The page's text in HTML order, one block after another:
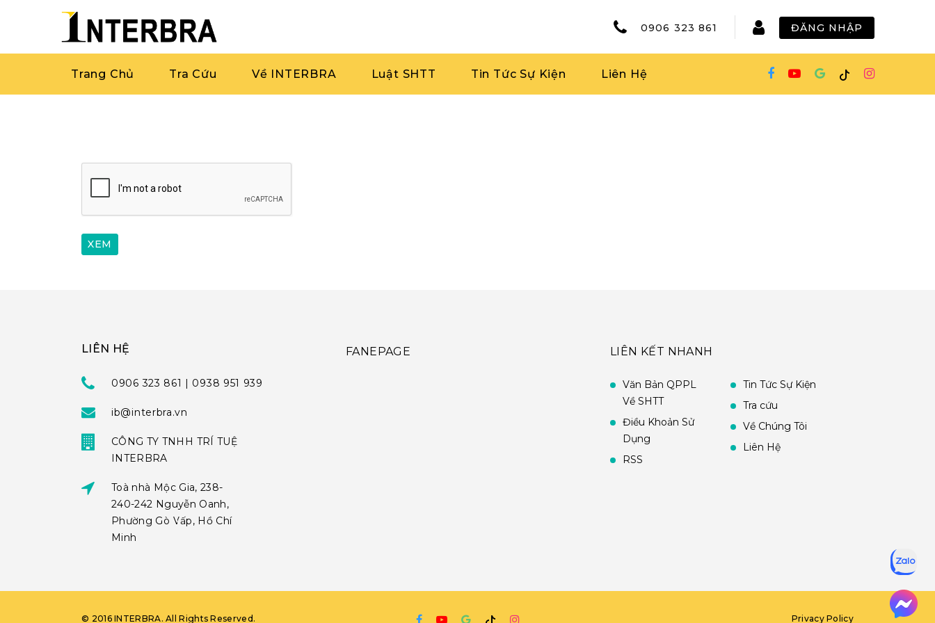
0906 323 861 ĐĂNG NHẬP
Trang Chủ Tra Cứu Về INTERBRA Luật SHTT Tin Tức Sự Kiện Liên Hệ
LIÊN HỆ
0906 323 861 | 0938 951 939
ib@interbra.vn
CÔNG TY TNHH TRÍ TUỆ
INTERBRA
Toà nhà Mộc Gia, 238-
240-242 Nguyễn Oanh,
Phường Gò Vấp, Hồ Chí
Minh
FANEPAGE LIÊN KẾT NHANH
Văn Bản QPPL
Về SHTT
Điều Khoản Sử
Dụng
RSS
Tin Tức Sự Kiện
Tra cứu
Về Chúng Tôi
Liên Hệ
© 2016 INTERBRA. All Rights Reserved. Privacy Policy